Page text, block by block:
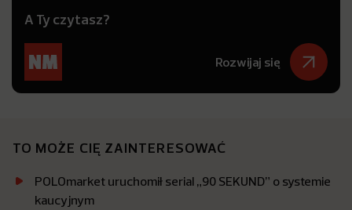
A Ty czytasz?
Rozwijaj się
TO MOŻE CIĘ ZAINTERESOWAĆ
POLOmarket uruchomił serial „90 SEKUND” o systemie
kaucyjnym